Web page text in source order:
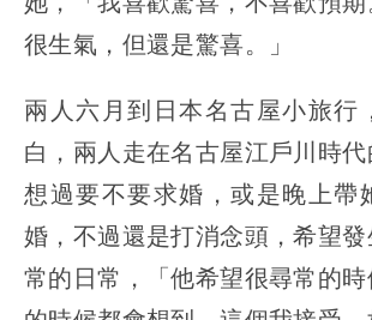
很生氣，但還是驚喜。」
兩人六月到日本名古屋小旅行
白，兩人走在名古屋江戶川時
想過要不要求婚，或是晚上帶
婚，不過還是打消念頭，希望
常的日常，「他希望很尋常的